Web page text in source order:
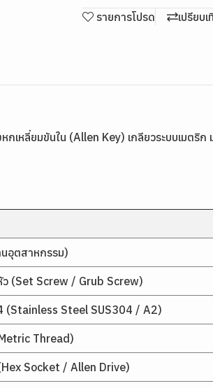
รายการโปรด เปรียบเ
หลี่ยมขันใน (Allen Key) เกลียวระบบเมตริ
นอุตสาหกรรม)
(Set Screw / Grub Screw)
(Stainless Steel SUS304 / A2)
Thread)
Socket / Allen Drive)